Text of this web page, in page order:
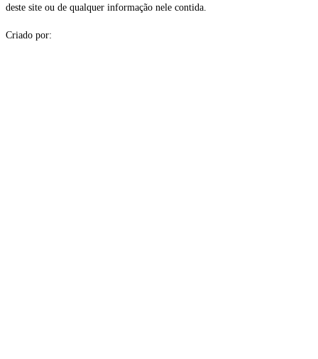
deste site ou de qualquer informação nele contida.
Criado por: